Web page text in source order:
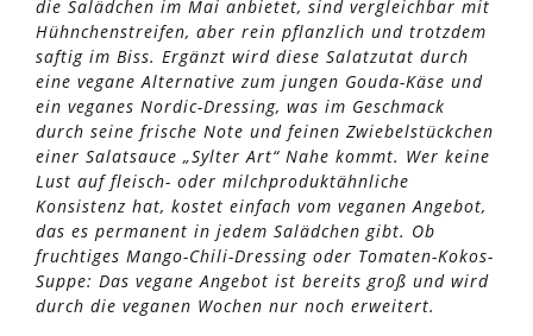
die Salädchen im Mai anbietet, sind vergleichbar mit
Hühnchenstreifen, aber rein pflanzlich und trotzdem
saftig im Biss. Ergänzt wird diese Salatzutat durch
eine vegane Alternative zum jungen Gouda-Käse und
ein veganes Nordic-Dressing, was im Geschmack
durch seine frische Note und feinen Zwiebelstückchen
einer Salatsauce „Sylter Art“ Nahe kommt. Wer keine
Lust auf fleisch- oder milchproduktähnliche
Konsistenz hat, kostet einfach vom veganen Angebot,
das es permanent in jedem Salädchen gibt. Ob
fruchtiges Mango-Chili-Dressing oder Tomaten-Kokos-
Suppe: Das vegane Angebot ist bereits groß und wird
durch die veganen Wochen nur noch erweitert.